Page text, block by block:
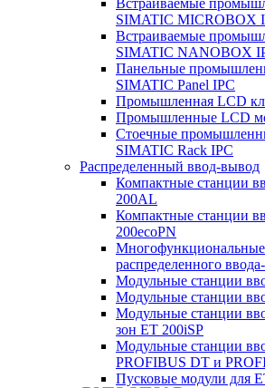
Встраиваемые
SIMATIC MICROBOX
Встраиваемые
SIMATIC NANOBOX
Панельные
SIMATIC Panel IPC
Промышленная LCD
Промышленные LCD
Стоечные
SIMATIC Rack IPC
Распределенный ввод-вывод
Компактные станции
200AL
Компактные станции
200ecoPN
распределенного
Модульные станции
Модульные станции
Модульные станции
зон ET 200iSP
Модульные станции
PROFIBUS DT и
Пусковые модули для